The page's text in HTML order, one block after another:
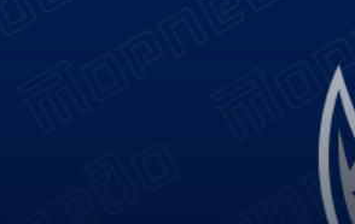
Текстовые
Фотобанк